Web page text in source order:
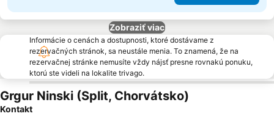
Zobraziť viac
Informácie o cenách a dostupnosti, ktoré dostávame z
rezervačných stránok, sa neustále menia. To znamená, že na
rezervačnej stránke nemusíte vždy nájsť presne rovnakú ponuku,
ktorú ste videli na lokalite trivago.
Grgur Ninski (Split, Chorvátsko)
Kontakt